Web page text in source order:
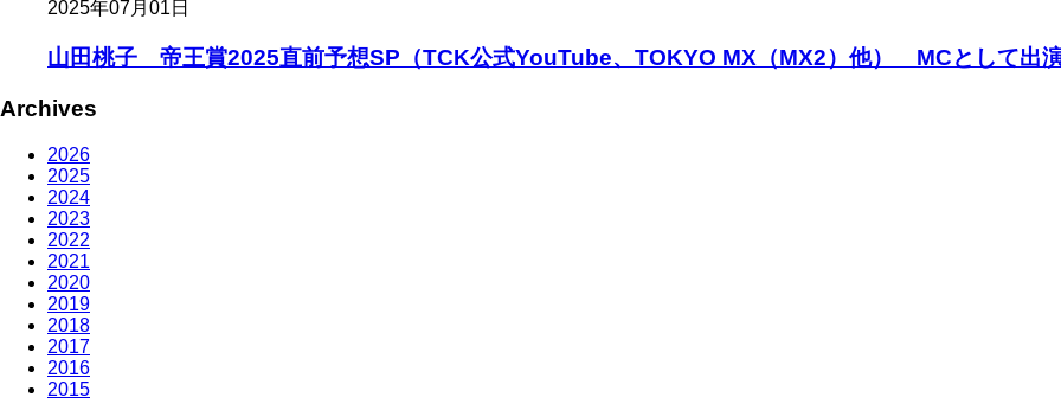
2025年07月01日
山田桃子 帝王賞2025直前予想SP（TCK公式YouTube、TOKYO MX（MX2）他） MCとして出演
Archives
2026
2025
2024
2023
2022
2021
2020
2019
2018
2017
2016
2015